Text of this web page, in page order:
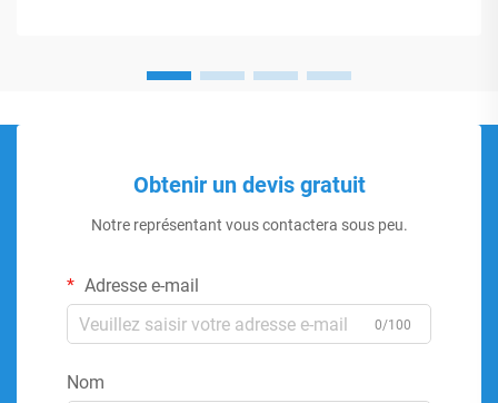
Obtenir un devis gratuit
Notre représentant vous contactera sous peu.
Adresse e-mail
0/100
Nom